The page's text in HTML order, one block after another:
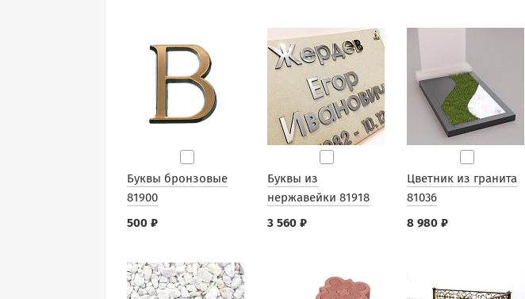
Буквы бронзовые
81900
500 ₽
Буквы из
нержавейки 81918
3 560 ₽
Цветник из гранита
81036
8 980 ₽